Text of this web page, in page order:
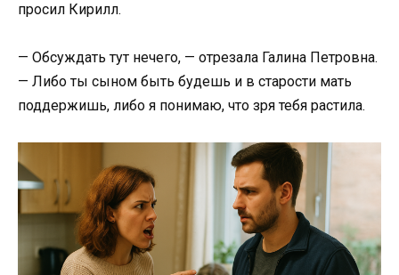
просил Кирилл.
— Обсуждать тут нечего, — отрезала Галина Петровна.
— Либо ты сыном быть будешь и в старости мать
поддержишь, либо я понимаю, что зря тебя растила.